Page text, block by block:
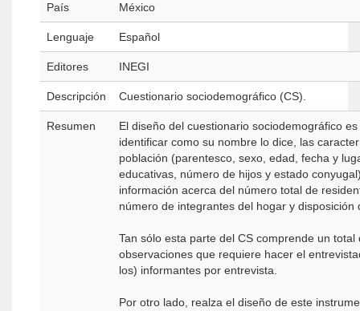
País México
Lenguaje Español
Editores INEGI
Descripción Cuestionario sociodemográfico (CS).
Resumen
El diseño del cuestionario sociodemográfico
identificar como su nombre lo dice, las
población (parentesco, sexo, edad, fecha y
educativas, número de hijos y estado
información acerca del número total de
número de integrantes del hogar y disposición
Tan sólo esta parte del CS comprende un
observaciones que requiere hacer el
los) informantes por entrevista.
Por otro lado, realza el diseño de este